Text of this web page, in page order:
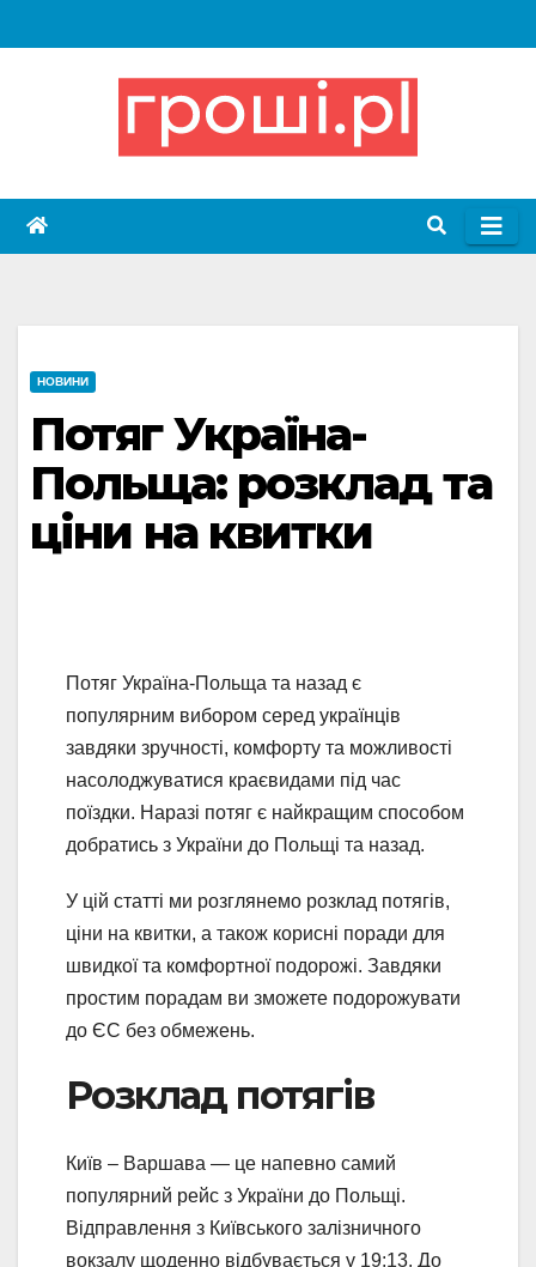
to
НОВИНИ
Потяг Україна-
Польща: розклад та
ціни на квитки
Потяг Україна-Польща та назад є
популярним вибором серед українців
завдяки зручності, комфорту та можливості
насолоджуватися краєвидами під час
поїздки. Наразі потяг є найкращим способом
добратись з України до Польщі та назад.
У цій статті ми розглянемо розклад потягів,
ціни на квитки, а також корисні поради для
швидкої та комфортної подорожі. Завдяки
простим порадам ви зможете подорожувати
до ЄС без обмежень.
Розклад потягів
Київ – Варшава — це напевно самий
популярний рейс з України до Польщі.
Відправлення з Київського залізничного
вокзалу щоденно відбувається у 19:13. До